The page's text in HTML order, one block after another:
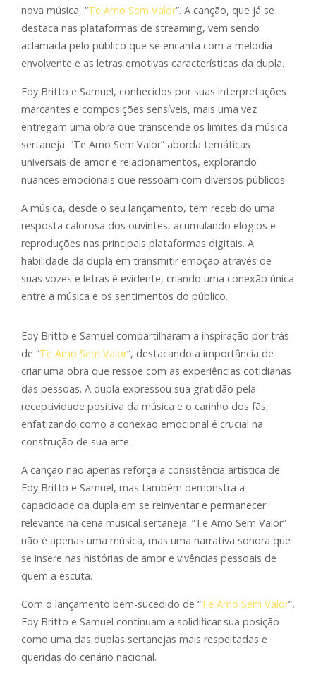
nova música, “Te Amo Sem Valor“. A canção, que já se
destaca nas plataformas de streaming, vem sendo
aclamada pelo público que se encanta com a melodia
envolvente e as letras emotivas características da dupla.
Edy Britto e Samuel, conhecidos por suas interpretações
marcantes e composições sensíveis, mais uma vez
entregam uma obra que transcende os limites da música
sertaneja. “Te Amo Sem Valor” aborda temáticas
universais de amor e relacionamentos, explorando
nuances emocionais que ressoam com diversos públicos.
A música, desde o seu lançamento, tem recebido uma
resposta calorosa dos ouvintes, acumulando elogios e
reproduções nas principais plataformas digitais. A
habilidade da dupla em transmitir emoção através de
suas vozes e letras é evidente, criando uma conexão única
entre a música e os sentimentos do público.
Edy Britto e Samuel compartilharam a inspiração por trás
de “Te Amo Sem Valor“, destacando a importância de
criar uma obra que ressoe com as experiências cotidianas
das pessoas. A dupla expressou sua gratidão pela
receptividade positiva da música e o carinho dos fãs,
enfatizando como a conexão emocional é crucial na
construção de sua arte.
A canção não apenas reforça a consistência artística de
Edy Britto e Samuel, mas também demonstra a
capacidade da dupla em se reinventar e permanecer
relevante na cena musical sertaneja. “Te Amo Sem Valor”
não é apenas uma música, mas uma narrativa sonora que
se insere nas histórias de amor e vivências pessoais de
quem a escuta.
Com o lançamento bem-sucedido de “Te Amo Sem Valor“,
Edy Britto e Samuel continuam a solidificar sua posição
como uma das duplas sertanejas mais respeitadas e
queridas do cenário nacional.